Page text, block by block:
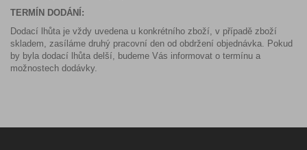
TERMÍN DODÁNÍ:
Dodací lhůta je vždy uvedena u konkrétního zboží, v případě zboží
skladem, zasíláme druhý pracovní den od obdržení objednávka. Pokud
by byla dodací lhůta delší, budeme Vás informovat o termínu a
možnostech dodávky.